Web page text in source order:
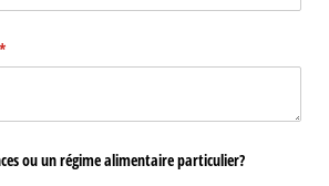
*
(requis)
ou un régime alimentaire particulier?